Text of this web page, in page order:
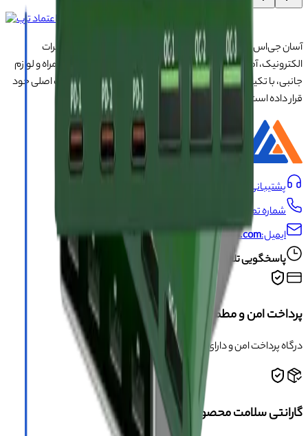
آسان جی‌اس‌ام با نزدیک به ۲۰ سال تجربه در تأمین تجهیزات تعمیرات
الکترونیک، آموزش تخصصی موبایل و ارائه خدمات تعمیر تلفن همراه و لوازم
جانبی، با تکیه بر تیمی حرفه‌ای، رضایت و اعتماد مشتریان را اولویت اصلی خود
قرار داده است.
پشتیبانی:
شماره تماس:
ایمیل:info@asangsm.com
پاسخگویی تلفنی از شنبه تا پنجشنبه ساعت ۱۰ الی ۱۹
پرداخت امن و مطمئن
درگاه پرداخت امن و دارای مجوز اینماد
گارانتی سلامت محصول